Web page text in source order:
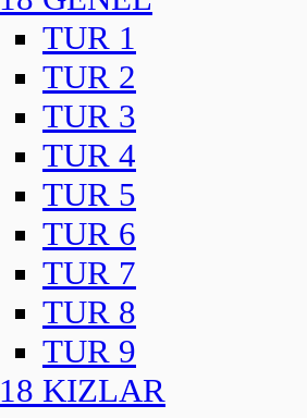
TUR 1
TUR 2
TUR 3
TUR 4
TUR 5
TUR 6
TUR 7
TUR 8
TUR 9
18 KIZLAR